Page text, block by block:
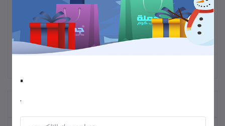
مثالية لفك تشابك الشعر المجعد، الرطب أو الجاف، وتناسب النساء
استخدميها في صالون التصفيف أو في المنزل لتحسين الدورة الدموية في
المنتجات التي يتم شراؤها بشكل متكرر
.
.